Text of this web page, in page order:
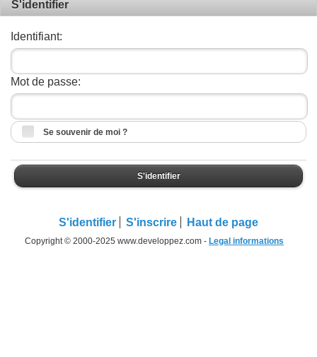
S'identifier
Identifiant:
Mot de passe:
Se souvenir de moi ?
S'identifier
S'identifier S'inscrire Haut de page
Copyright © 2000-2025 www.developpez.com - Legal informations